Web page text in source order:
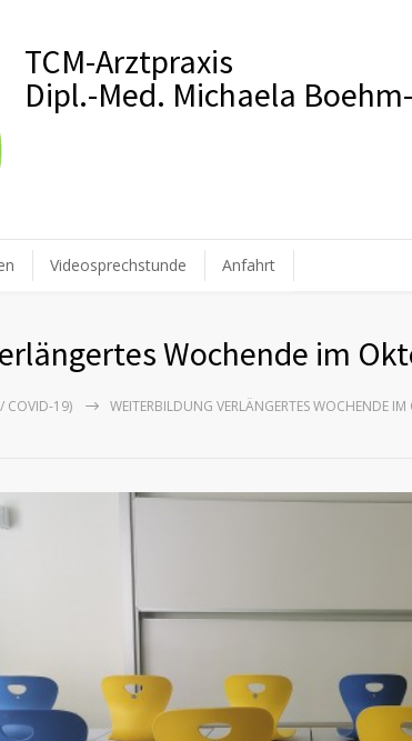
TCM-Arztpraxis
Dipl.-Med. Michaela
Videosprechstunde Anfahrt
Wochende im
COVID-19) WEITERBILDUNG VERLÄNGERTES WOCHENDE